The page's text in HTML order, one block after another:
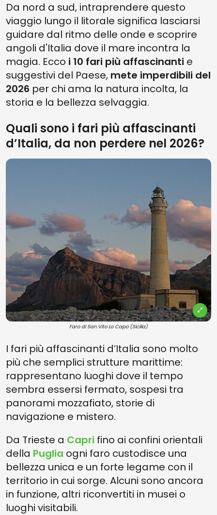
Da nord a sud, intraprendere questo
viaggio lungo il litorale significa lasciarsi
guidare dal ritmo delle onde e scoprire
angoli d'Italia dove il mare incontra la
magia. Ecco i 10 fari più affascinanti e
suggestivi del Paese, mete imperdibili del
2026 per chi ama la natura incolta, la
storia e la bellezza selvaggia.
Quali sono i fari più affascinanti
d’Italia, da non perdere nel 2026?
Faro di San Vito Lo Capo (Sicilia)
I fari più affascinanti d’Italia sono molto
più che semplici strutture marittime:
rappresentano luoghi dove il tempo
sembra essersi fermato, sospesi tra
panorami mozzafiato, storie di
navigazione e mistero.
Da Trieste a Capri fino ai confini orientali
della Puglia ogni faro custodisce una
bellezza unica e un forte legame con il
territorio in cui sorge. Alcuni sono ancora
in funzione, altri riconvertiti in musei o
luoghi visitabili.